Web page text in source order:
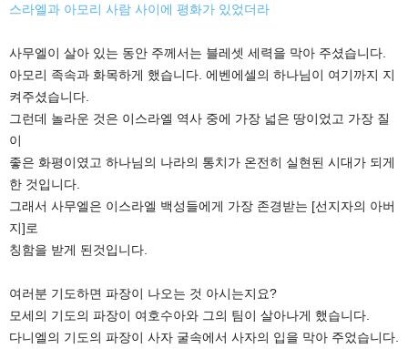
스라엘과 아모리 사람 사이에 평화가 있었더라
사무엘이 살아 있는 동안 주께서는 블레셋 세력을 막아 주셨습니다.
아모리 족속과 화목하게 했습니다. 에벤에셀의 하나님이 여기까지 지
켜주셨습니다.
그런데 놀라운 것은 이스라엘 역사 중에 가장 넓은 땅이었고 가장 질
이
좋은 화평이였고 하나님의 나라의 통치가 온전히 실현된 시대가 되게
한 것입니다.
그래서 사무엘은 이스라엘 백성들에게 가장 존경받는 [선지자의 아버
지]로
칭함을 받게 된것입니다.
여러분 기도하면 파장이 나오는 것 아시는지요?
모세의 기도의 파장이 여호수아와 그의 팀이 살아나게 했습니다.
다니엘의 기도의 파장이 사자 굴속에서 사자의 입을 막아 주었습니다.